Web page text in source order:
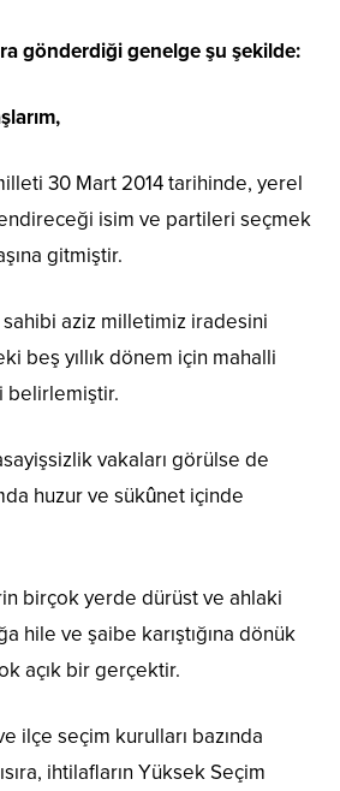
gönderdiği genelge şu şekilde:
30 Mart 2014 tarihinde, yerel
isim ve partileri seçmek
gitmiştir.
aziz milletimiz iradesini
beş yıllık dönem için mahalli
belirlemiştir.
vakaları görülse de
huzur ve sükûnet içinde
birçok yerde dürüst ve ahlaki
hile ve şaibe karıştığına dönük
açık bir gerçektir.
ilçe seçim kurulları bazında
ihtilafların Yüksek Seçim